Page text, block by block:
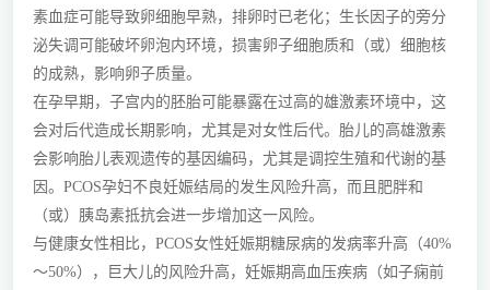
素血症可能导致卵细胞早熟，排卵时已老化；生长因子的旁分
泌失调可能破坏卵泡内环境，损害卵子细胞质和（或）细胞核
的成熟，影响卵子质量。
在孕早期，子宫内的胚胎可能暴露在过高的雄激素环境中，这
会对后代造成长期影响，尤其是对女性后代。胎儿的高雄激素
会影响胎儿表观遗传的基因编码，尤其是调控生殖和代谢的基
因。PCOS孕妇不良妊娠结局的发生风险升高，而且肥胖和
（或）胰岛素抵抗会进一步增加这一风险。
与健康女性相比，PCOS女性妊娠期糖尿病的发病率升高（40%
～50%），巨大儿的风险升高，妊娠期高血压疾病（如子痫前